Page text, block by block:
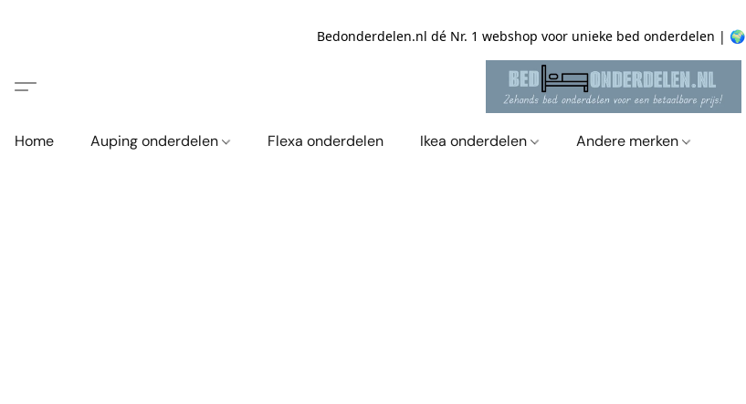
Bedonderdelen.nl dé Nr. 1 webshop voor unieke bed onderdelen | 🌍
Home Auping onderdelen Flexa onderdelen Ikea onderdelen Andere merken